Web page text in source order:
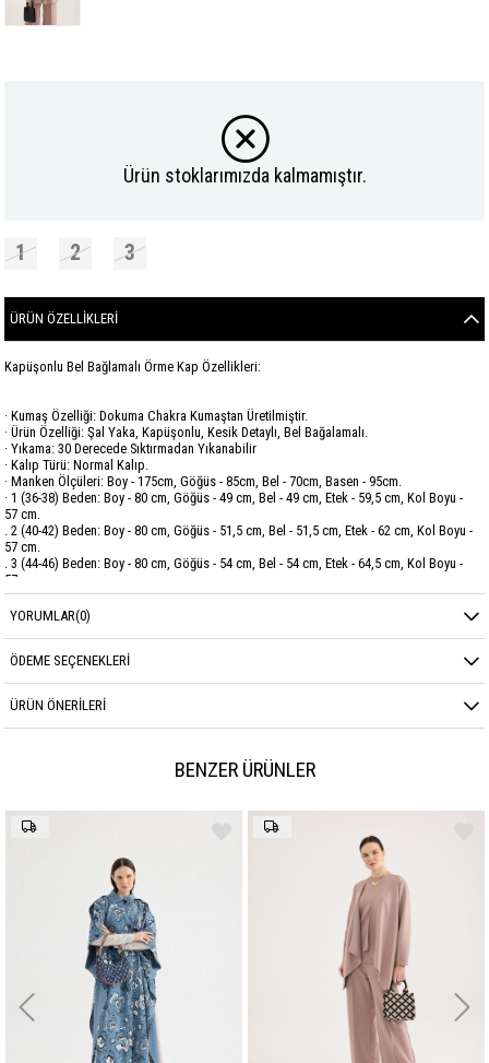
Ürün stoklarımızda kalmamıştır.
1 2 3
ÜRÜN ÖZELLIKLERI
Kapüşonlu Bel Bağlamalı Örme Kap Özellikleri:
· Kumaş Özelliği: Dokuma Chakra Kumaştan Üretilmiştir.
· Ürün Özelliği: Şal Yaka, Kapüşonlu, Kesik Detaylı, Bel Bağalamalı.
· Yıkama: 30 Derecede Sıktırmadan Yıkanabilir
· Kalıp Türü: Normal Kalıp.
· Manken Ölçüleri: Boy - 175cm, Göğüs - 85cm, Bel - 70cm, Basen - 95cm.
· 1 (36-38) Beden: Boy - 80 cm, Göğüs - 49 cm, Bel - 49 cm, Etek - 59,5 cm, Kol Boyu -
57 cm.
. 2 (40-42) Beden: Boy - 80 cm, Göğüs - 51,5 cm, Bel - 51,5 cm, Etek - 62 cm, Kol Boyu -
57 cm.
. 3 (44-46) Beden: Boy - 80 cm, Göğüs - 54 cm, Bel - 54 cm, Etek - 64,5 cm, Kol Boyu -
57 cm.
Marka
Sezon
Kumaş Cinsi CHAKRA
YORUMLAR(0)
ÖDEME SEÇENEKLERI
ÜRÜN ÖNERILERI
BENZER ÜRÜNLER